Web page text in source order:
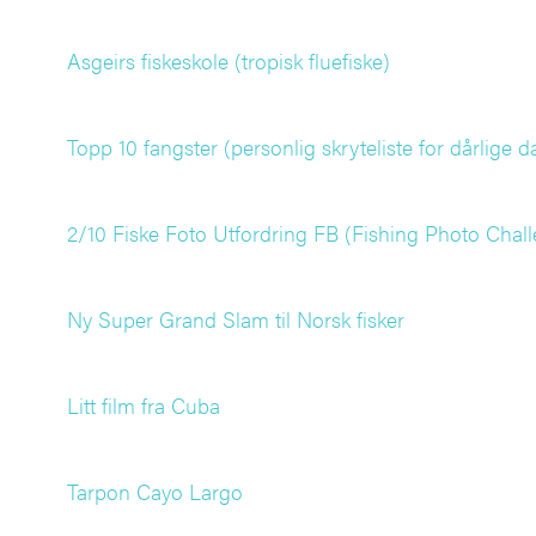
Asgeirs fiskeskole (tropisk fluefiske)
Topp 10 fangster (personlig skryteliste for dårlige
2/10 Fiske Foto Utfordring FB (Fishing Photo
Ny Super Grand Slam til Norsk fisker
Litt film fra Cuba
Tarpon Cayo Largo